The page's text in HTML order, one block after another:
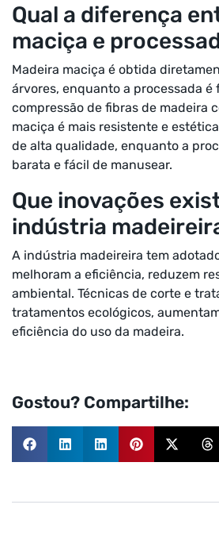
Qual a diferença
maciça e
Madeira maciça é obtida
árvores, enquanto a processada é
compressão de fibras de madeira
maciça é mais resistente e
de alta qualidade, enquanto a
barata e fácil de manusear.
Que inovações
indústria
A indústria madeireira tem
melhoram a eficiência, reduzem
ambiental. Técnicas de corte e
tratamentos ecológicos,
eficiência do uso da madeira.
Gostou? Compartilhe: